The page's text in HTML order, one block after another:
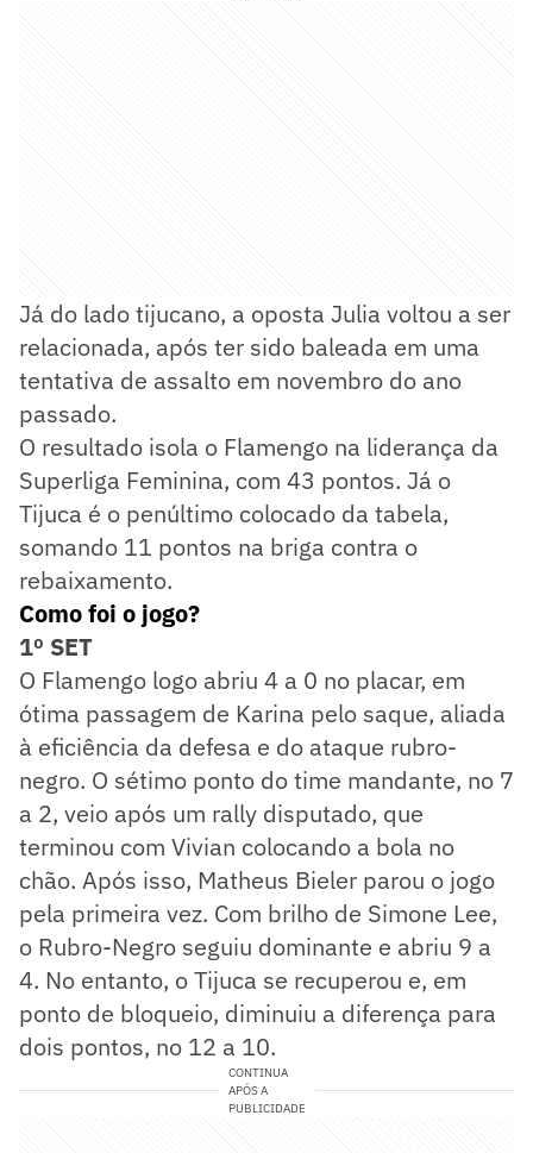
Já do lado tijucano, a oposta Julia voltou a ser
relacionada, após ter sido baleada em uma
tentativa de assalto em novembro do ano
passado.
O resultado isola o Flamengo na liderança da
Superliga Feminina, com 43 pontos. Já o
Tijuca é o penúltimo colocado da tabela,
somando 11 pontos na briga contra o
rebaixamento.
Como foi o jogo?
1º SET
O Flamengo logo abriu 4 a 0 no placar, em
ótima passagem de Karina pelo saque, aliada
à eficiência da defesa e do ataque rubro-
negro. O sétimo ponto do time mandante, no 7
a 2, veio após um rally disputado, que
terminou com Vivian colocando a bola no
chão. Após isso, Matheus Bieler parou o jogo
pela primeira vez. Com brilho de Simone Lee,
o Rubro-Negro seguiu dominante e abriu 9 a
4. No entanto, o Tijuca se recuperou e, em
ponto de bloqueio, diminuiu a diferença para
dois pontos, no 12 a 10.
CONTINUA
APÓS A
PUBLICIDADE